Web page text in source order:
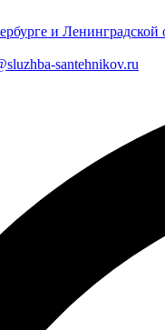
и Ленинградской
santehnikov.ru